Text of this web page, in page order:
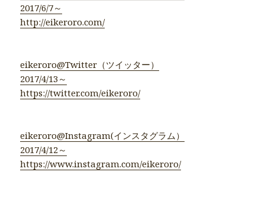
2017/6/7～
http://eikeroro.com/
eikeroro@Twitter（ツイッター）
2017/4/13～
https://twitter.com/eikeroro/
eikeroro@Instagram(インスタグラム）
2017/4/12～
https://www.instagram.com/eikeroro/